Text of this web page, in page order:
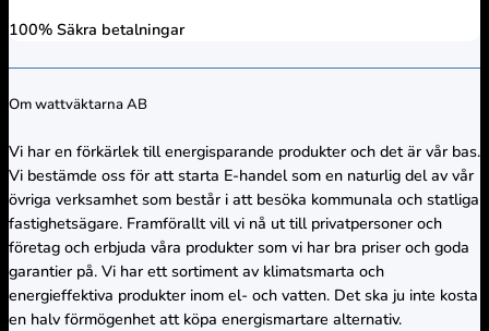
100% Säkra betalningar
Om wattväktarna AB
Vi har en förkärlek till energisparande produkter och det är vår bas.
Vi bestämde oss för att starta E-handel som en naturlig del av vår
övriga verksamhet som består i att besöka kommunala och statliga
fastighetsägare. Framförallt vill vi nå ut till privatpersoner och
företag och erbjuda våra produkter som vi har bra priser och goda
garantier på. Vi har ett sortiment av klimatsmarta och
energieffektiva produkter inom el- och vatten. Det ska ju inte kosta
en halv förmögenhet att köpa energismartare alternativ.